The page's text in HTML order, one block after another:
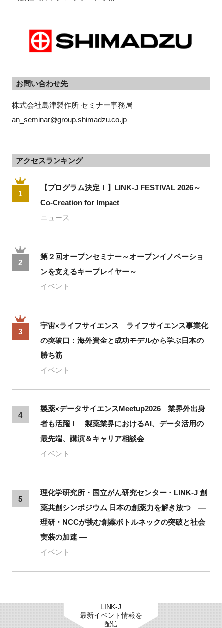
お問い合わせ先
株式会社島津製作所 セミナー事務局
an_seminar@group.shimadzu.co.jp
アクセスランキング
1
【プログラム決定！】LINK-J FESTIVAL 2026～
Co-Creation for Impact
ニュース
2
第２回オープンセミナー～オープンイノベーショ
ンを支えるキープレイヤー～
イベント
3
宇宙×ライフサイエンス ライフサイエンス事業化
の突破口：海外資金と成功モデルから学ぶ日本の
勝ち筋
イベント
4
製薬×データサイエンスMeetup2026 業界外出身
者も活躍！ 製薬業界におけるAI、データ活用の
最先端、講演＆キャリア相談会
イベント
5
理化学研究所・国立がん研究センター・LINK-J 創
薬共創シンポジウム 日本の創薬力を解き放つ ―
理研・NCCが挑む創薬ボトルネックの突破と社会
実装の加速 ―
イベント
LINK-J
最新イベント情報を
配信